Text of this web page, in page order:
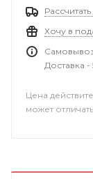
Хочу в
Доставка
Цена
может